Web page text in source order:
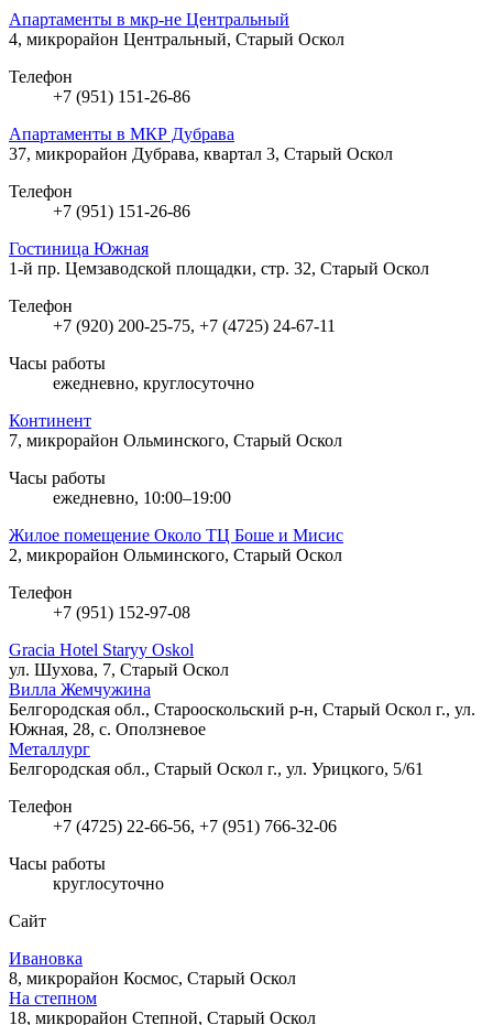
Апартаменты в мкр-не Центральный
4, микрорайон Центральный, Старый Оскол
Телефон
+7 (951) 151-26-86
Апартаменты в МКР Дубрава
37, микрорайон Дубрава, квартал 3, Старый Оскол
Телефон
+7 (951) 151-26-86
Гостиница Южная
1-й пр. Цемзаводской площадки, стр. 32, Старый Оскол
Телефон
+7 (920) 200-25-75, +7 (4725) 24-67-11
Часы работы
ежедневно, круглосуточно
Континент
7, микрорайон Ольминского, Старый Оскол
Часы работы
ежедневно, 10:00–19:00
Жилое помещение Около ТЦ Боше и Мисис
2, микрорайон Ольминского, Старый Оскол
Телефон
+7 (951) 152-97-08
Gracia Hotel Staryy Oskol
ул. Шухова, 7, Старый Оскол
Вилла Жемчужина
Белгородская обл., Старооскольский р-н, Старый Оскол г., ул.
Южная, 28, с. Оползневое
Металлург
Белгородская обл., Старый Оскол г., ул. Урицкого, 5/61
Телефон
+7 (4725) 22-66-56, +7 (951) 766-32-06
Часы работы
круглосуточно
Сайт
Ивановка
8, микрорайон Космос, Старый Оскол
На степном
18, микрорайон Степной, Старый Оскол